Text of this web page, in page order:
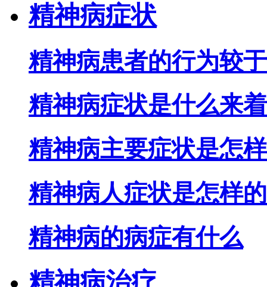
精神病症状
精神病患者的行为较
精神病症状是什么来着
精神病主要症状是怎
精神病人症状是怎样的
精神病的病症有什么